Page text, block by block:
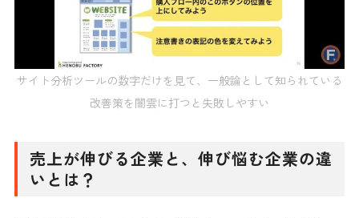
サイト分析ツールの数字だけを見て、一般論として知られている
改善策を闇雲に打つと失敗しやすい
売上が伸びる企業と、伸び悩む企業の違
いとは？